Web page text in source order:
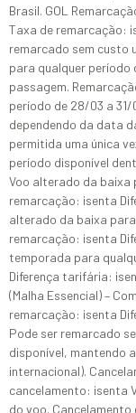
Brasil. GOL
Taxa de remarcação:
remarcado sem custo
para qualquer período
passagem.
período de 28/03 a
dependendo da data
permitida uma única
período disponível
Voo alterado da
remarcação: isenta
alterado da baixa
remarcação: isenta
temporada para
Diferença tarifária:
(Malha Essencial) –
remarcação: isenta
Pode ser remarcado
disponível, mantendo
internacional).
cancelamento: isenta
do voo.